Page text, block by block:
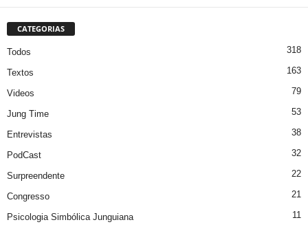
CATEGORIAS
Todos 318
Textos 163
Videos 79
Jung Time 53
Entrevistas 38
PodCast 32
Surpreendente 22
Congresso 21
Psicologia Simbólica Junguiana 11